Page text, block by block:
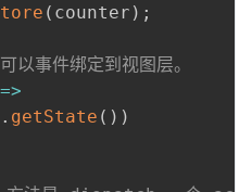
( counter ) ;
事件绑定到视图层。
=>
. getState ( ) )